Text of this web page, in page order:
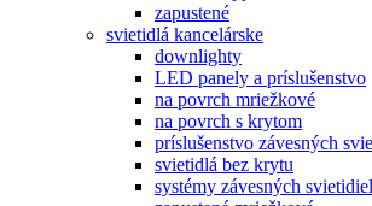
zapustené
svietidlá kancelárske
downlighty
LED panely a príslušenstvo
na povrch mriežkové
na povrch s krytom
príslušenstvo závesných
svietidlá bez krytu
systémy závesných svietidiel